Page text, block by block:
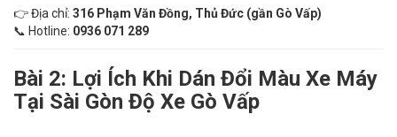
👉 Địa chỉ: 316 Phạm Văn Đồng, Thủ Đức (gần Gò Vấp)
📞 Hotline: 0936 071 289
Bài 2: Lợi Ích Khi Dán Đổi Màu Xe Máy
Tại Sài Gòn Độ Xe Gò Vấp